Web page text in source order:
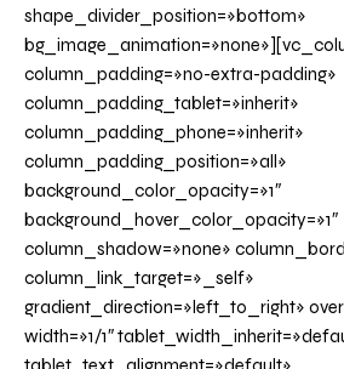
shape_divider_position=»bottom»
column_padding=»no-extra-padding»
column_padding_tablet=»inherit»
column_padding_phone=»inherit»
column_padding_position=»all»
background_color_opacity=»1″
background_hover_color_opacity=»1″
column_shadow=»none»
column_link_target=»_self»
gradient_direction=»left_to_right»
width=»1/1″